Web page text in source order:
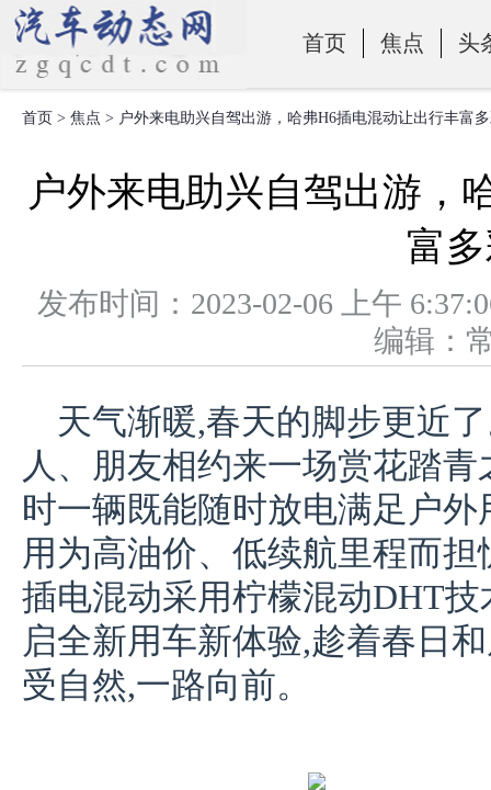
首页 焦点 头
零部件
首页 > 焦点 > 户外来电助兴自驾出游，哈弗H6插电混动让出行丰富
户外来电助兴自驾出游，
富
发布时间：2023-02-06 上午
编辑
天气渐暖,春天的脚步更近
人、朋友相约来一场赏花踏
时一辆既能随时放电满足户
用为高油价、低续航里程而
插电混动采用柠檬混动DHT
启全新用车新体验,趁着春日
受自然,一路向前。